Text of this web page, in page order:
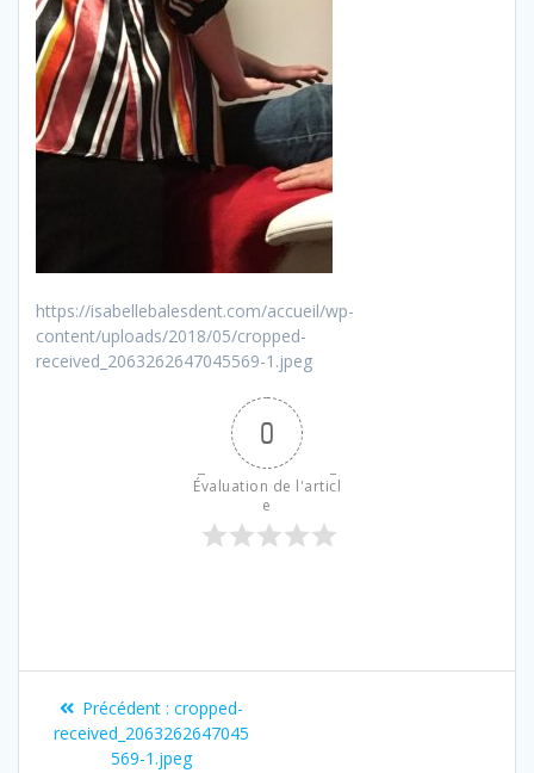
https://isabellebalesdent.com/accueil/wp-
content/uploads/2018/05/cropped-
received_2063262647045569-1.jpeg
0
Évaluation de l'articl
e
Précédent : cropped-
received_2063262647045
569-1.jpeg